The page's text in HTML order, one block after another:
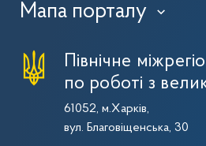
Мапа порталу ›
Північне
по роботі з
61052, м.Харків,
вул. Благовіщенська, 30